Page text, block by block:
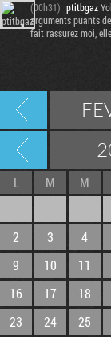
(00h31) ptitbgaz
arguments puants
fait rassurez moi,
L M M
2
3 4
9
10 11
16
17 18
23
24 25